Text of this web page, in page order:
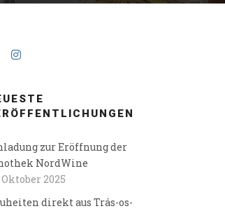
zur Eröffnung der
NordWine
Oktober 2025
direkt aus Trás-os-